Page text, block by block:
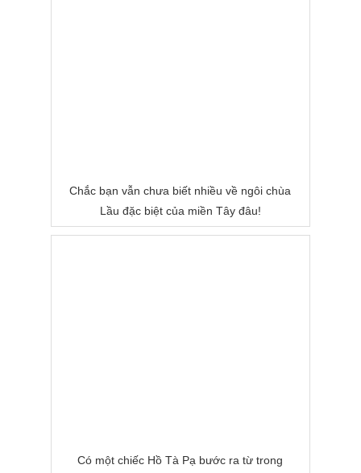
Chắc bạn vẫn chưa biết nhiều về ngôi chùa
Lầu đặc biệt của miền Tây đâu!
Có một chiếc Hồ Tà Pạ bước ra từ trong